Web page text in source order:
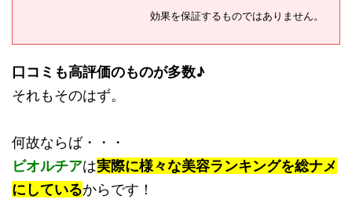
効果を保証するものではありません。
口コミも高評価のものが多数♪
それもそのはず。
何故ならば・・・
ビオルチアは実際に様々な美容ランキングを総ナメ
にしているからです！